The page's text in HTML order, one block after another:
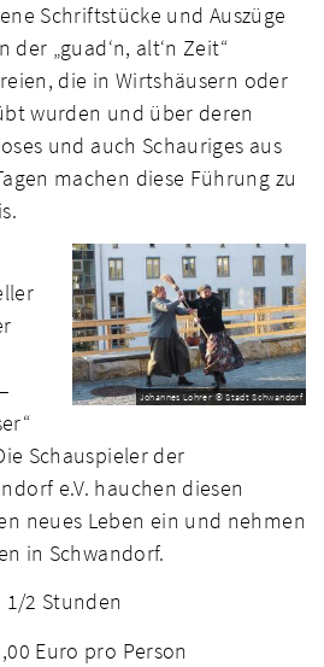
Schriftstücke und Auszüge
„guad‘n, alt‘n Zeit“
die in Wirtshäusern oder
wurden und über deren
und auch Schauriges aus
machen diese Führung zu
Johannes Lohrer © Stadt Schwandorf
Schauspieler der
e.V. hauchen diesen
neues Leben ein und nehmen
in Schwandorf.
2 Stunden
Euro pro Person